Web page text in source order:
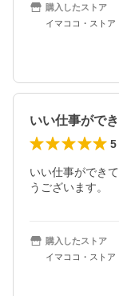
購入したストア
イマココ・ストア
5
いい仕事ができ
うございます。
購入したストア
イマココ・ストア